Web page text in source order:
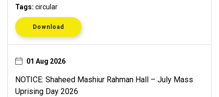
Tags: circular
Download
01 Aug 2026
NOTICE: Shaheed Mashiur Rahman Hall – July Mass
Uprising Day 2026